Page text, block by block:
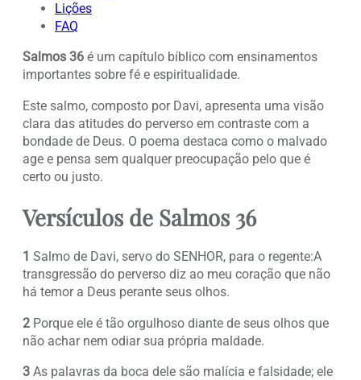
Lições
FAQ
Salmos 36 é um capítulo bíblico com ensinamentos
importantes sobre fé e espiritualidade.
Este salmo, composto por Davi, apresenta uma visão
clara das atitudes do perverso em contraste com a
bondade de Deus. O poema destaca como o malvado
age e pensa sem qualquer preocupação pelo que é
certo ou justo.
Versículos de Salmos 36
1 Salmo de Davi, servo do SENHOR, para o regente:A
transgressão do perverso diz ao meu coração que não
há temor a Deus perante seus olhos.
2 Porque ele é tão orgulhoso diante de seus olhos que
não achar nem odiar sua própria maldade.
3 As palavras da boca dele são malícia e falsidade; ele